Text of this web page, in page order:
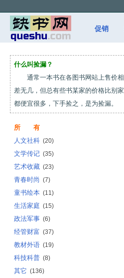
促销
什么叫捡漏？
通常一本书在各图书网站上售价相
差无几，但总有些书某家的价格比别家
都便宜很多，下手捡之，是为捡漏。
所 有
人文社科 (20)
文学传记 (35)
艺术收藏 (23)
青春时尚 (7)
童书绘本 (11)
生活家庭 (15)
政法军事 (6)
经管财富 (37)
教材外语 (19)
科技科普 (8)
其它 (136)